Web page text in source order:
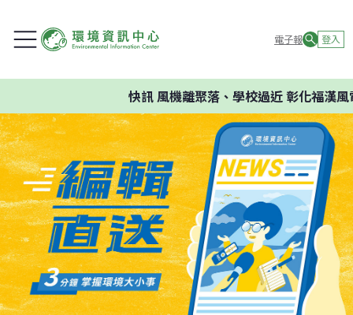
電子報 登入
快訊風機離聚落、學校過近 彰化福漢風